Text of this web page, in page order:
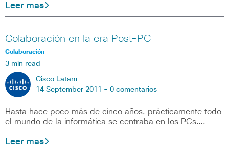
Leer mas
Colaboración en la era Post-PC
Colaboración
3 min read
Cisco Latam
14 September 2011 - 0 comentarios
Hasta hace poco más de cinco años, prácticamente todo
el mundo de la informática se centraba en los PCs….
Leer mas